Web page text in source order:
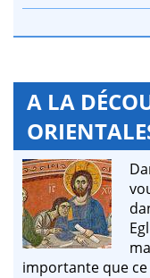
A LA
importante que